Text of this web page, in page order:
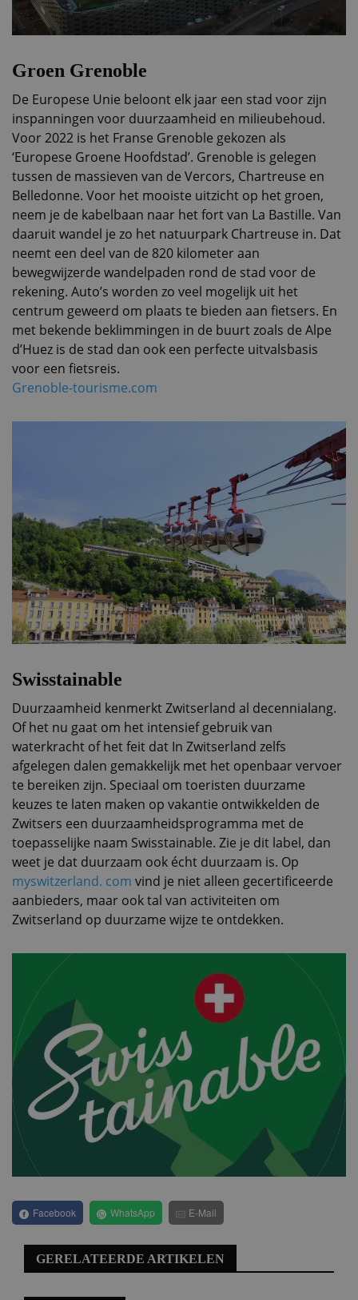
Groen Grenoble
De Europese Unie beloont elk jaar een stad voor zijn
inspanningen voor duurzaamheid en milieubehoud.
Voor 2022 is het Franse Grenoble gekozen als
‘Europese Groene Hoofdstad’. Grenoble is gelegen
tussen de massieven van de Vercors, Chartreuse en
Belledonne. Voor het mooiste uitzicht op het groen,
neem je de kabelbaan naar het fort van La Bastille. Van
daaruit wandel je zo het natuurpark Chartreuse in. Dat
neemt een deel van de 820 kilometer aan
bewegwijzerde wandelpaden rond de stad voor de
rekening. Auto’s worden zo veel mogelijk uit het
centrum geweerd om plaats te bieden aan fietsers. En
met bekende beklimmingen in de buurt zoals de Alpe
d’Huez is de stad dan ook een perfecte uitvalsbasis
voor een fietsreis.
Grenoble-tourisme.com
Swisstainable
Duurzaamheid kenmerkt Zwitserland al decennialang.
Of het nu gaat om het intensief gebruik van
waterkracht of het feit dat In Zwitserland zelfs
afgelegen dalen gemakkelijk met het openbaar vervoer
te bereiken zijn. Speciaal om toeristen duurzame
keuzes te laten maken op vakantie ontwikkelden de
Zwitsers een duurzaamheidsprogramma met de
toepasselijke naam Swisstainable. Zie je dit label, dan
weet je dat duurzaam ook écht duurzaam is. Op
myswitzerland. com vind je niet alleen gecertificeerde
aanbieders, maar ook tal van activiteiten om
Zwitserland op duurzame wijze te ontdekken.
Facebook WhatsApp E-Mail
GERELATEERDE ARTIKELEN